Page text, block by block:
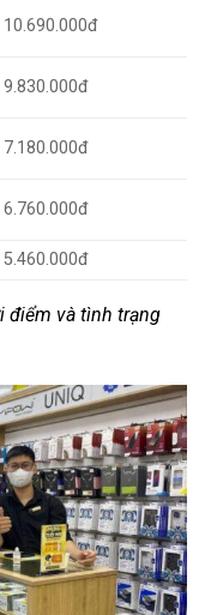
10.690.000đ
9.830.000đ
7.180.000đ
6.760.000đ
5.460.000đ
điểm và tình trạng